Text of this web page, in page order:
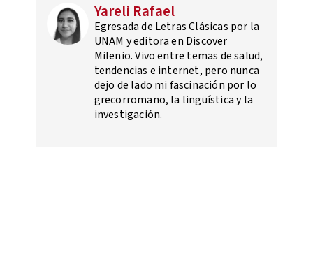
Yareli Rafael
Egresada de Letras Clásicas por la
UNAM y editora en Discover
Milenio. Vivo entre temas de salud,
tendencias e internet, pero nunca
dejo de lado mi fascinación por lo
grecorromano, la lingüística y la
investigación.